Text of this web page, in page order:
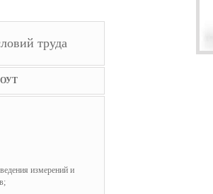
труда
измерений и